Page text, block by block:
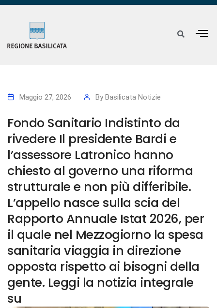
Maggio 27, 2026 By Basilicata Notizie
Fondo Sanitario Indistinto da
rivedere Il presidente Bardi e
l’assessore Latronico hanno
chiesto al governo una riforma
strutturale e non più differibile.
L’appello nasce sulla scia del
Rapporto Annuale Istat 2026, per
il quale nel Mezzogiorno la spesa
sanitaria viaggia in direzione
opposta rispetto ai bisogni della
gente. Leggi la notizia integrale
su